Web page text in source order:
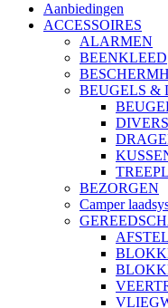
Aanbiedingen
ACCESSOIRES
ALARMEN
BEENKLEED
BEUGELS &
BEZORGEN
Camper